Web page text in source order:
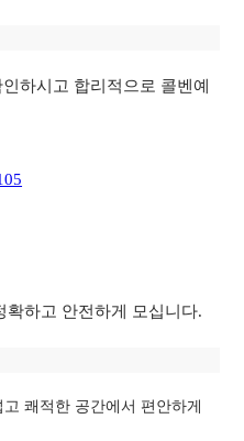
하시고 합리적으로 콜벤예
확하고 안전하게 모십니다.
쾌적한 공간에서 편안하게